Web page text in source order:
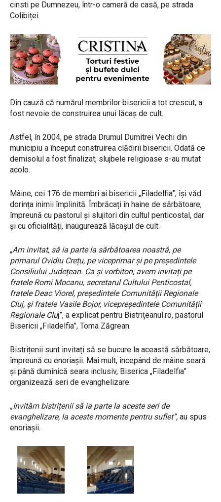
cinsti pe Dumnezeu, într-o cameră de casă, pe strada
Colibiței.
Din cauză că numărul membrilor bisericii a tot crescut, a
fost nevoie de construirea unui lăcaș de cult.
Astfel, în 2004, pe strada Drumul Dumitrei Vechi din
municipiu a început construirea clădirii bisericii. Odată ce
demisolul a fost finalizat, slujbele religioase s-au mutat
acolo.
Mâine, cei 176 de membri ai bisericii „Filadelfia”, își văd
dorința inimii împlinită. Îmbrăcați în haine de sărbătoare,
împreună cu pastorul și slujitori din cultul penticostal, dar
și cu oficialități, inaugurează lăcașul de cult.
„Am invitat, să ia parte la sărbătoarea noastră, pe
primarul Ovidiu Crețu, pe viceprimar și pe președintele
Consiliului Județean. Ca și vorbitori, avem invitați pe
fratele Romi Mocanu, secretarul Cultului Penticostal,
fratele Deac Viorel, președintele Comunității Regionale
Cluj, și fratele Vasile Bojor, vicepreședintele Comunității
Regionale Cluj”, a explicat pentru Bistrițeanul.ro, pastorul
Bisericii „Filadelfia”, Toma Zăgrean.
Bistrițenii sunt invitați să se bucure la această sărbătoare,
împreună cu enoriașii. Mai mult, începând de mâine seară
și până duminică seara inclusiv, Biserica „Filadelfia”
organizează seri de evanghelizare.
„Invităm bistrițenii să ia parte la aceste seri de
evanghelizare, la aceste momente pentru suflet”, au spus
enoriașii.